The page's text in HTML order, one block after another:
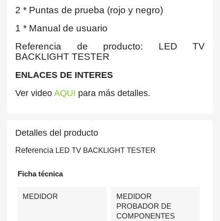
2 * Puntas de prueba (rojo y negro)
1 * Manual de usuario
Referencia de producto: LED TV
BACKLIGHT TESTER
ENLACES DE INTERES
Ver video AQUI para más detalles.
Detalles del producto
Referencia LED TV BACKLIGHT TESTER
Ficha técnica
MEDIDOR
MEDIDOR
PROBADOR DE
COMPONENTES